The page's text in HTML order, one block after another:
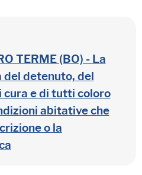
TERME (BO) - La
detenuto, del
cura e di tutti coloro
abitative che
o la